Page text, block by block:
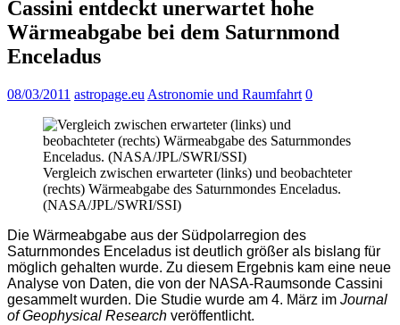
Cassini entdeckt unerwartet hohe
Wärmeabgabe bei dem Saturnmond
Enceladus
08/03/2011 astropage.eu Astronomie und Raumfahrt 0
Vergleich zwischen erwarteter (links) und beobachteter
(rechts) Wärmeabgabe des Saturnmondes Enceladus.
(NASA/JPL/SWRI/SSI)
Die Wärmeabgabe aus der Südpolarregion des
Saturnmondes Enceladus ist deutlich größer als bislang für
möglich gehalten wurde. Zu diesem Ergebnis kam eine neue
Analyse von Daten, die von der NASA-Raumsonde Cassini
gesammelt wurden. Die Studie wurde am 4. März im Journal
of Geophysical Research veröffentlicht.